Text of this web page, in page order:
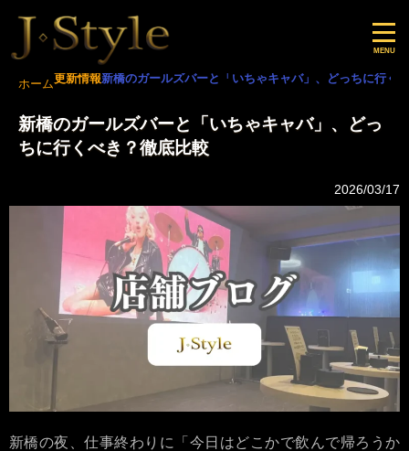
ホーム更新情報新橋のガールズバーと「いちゃキャバ」、どっちに行く
新橋のガールズバーと「いちゃキャバ」、どっ
ちに行くべき？徹底比較
2026/03/17
新橋の夜、仕事終わりに「今日はどこかで飲んで帰ろうか